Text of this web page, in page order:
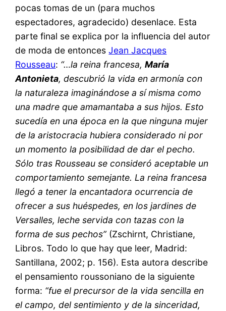
pocas tomas de un (para muchos
espectadores, agradecido) desenlace. Esta
parte final se explica por la influencia del autor
de moda de entoncesJean Jacques
Rousseau: “…la reina francesa,María
Antonieta, descubrió la vida en armonía con
la naturaleza imaginándose a sí misma como
una madre que amamantaba a sus hijos. Esto
sucedía en una época en la que ninguna mujer
de la aristocracia hubiera considerado ni por
un momento la posibilidad de dar el pecho.
Sólo tras Rousseau se consideró aceptable un
comportamiento semejante. La reina francesa
llegó a tener la encantadora ocurrencia de
ofrecer a sus huéspedes, en los jardines de
Versalles, leche servida con tazas con la
forma de sus pechos” (Zschirnt, Christiane,
Libros. Todo lo que hay que leer, Madrid:
Santillana, 2002; p. 156). Esta autora describe
el pensamiento roussoniano de la siguiente
forma: “fue el precursor de la vida sencilla en
el campo, del sentimiento y de la sinceridad,